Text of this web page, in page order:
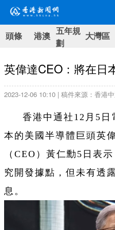
頭條 港澳 五年規
劃
大灣區
英偉達CEO：將在日
2023-12-06 10:10 | 稿件來源：香港
香港中通社12月5日
本的美國半導體巨頭英
（CEO）黃仁勳5日表
究開發據點，但未有透
息。